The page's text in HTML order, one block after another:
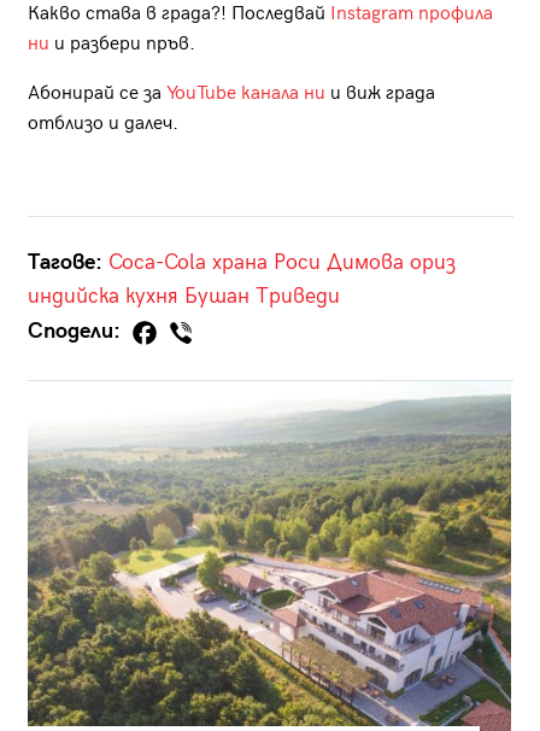
Какво става в града?! Последвай Instagram профила
ни и разбери пръв.
Абонирай се за YouTube канала ни и виж града
отблизо и далеч.
Тагове: Coca-Cola храна Роси Димова ориз
индийска кухня Бушан Триведи
Сподели: